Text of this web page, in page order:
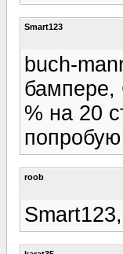
Smart123
buch-
бампере,
% на 20
roob